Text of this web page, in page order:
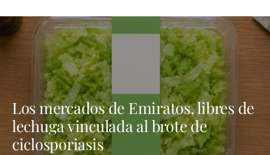
Los mercados de Emiratos, libres de
lechuga vinculada al brote de
ciclosporiasis